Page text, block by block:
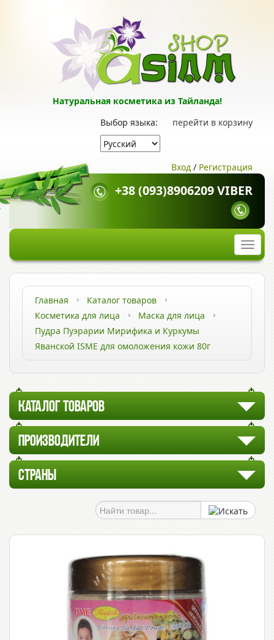
Натуральная косметика из Тайланда!
перейти в корзину
Выбор языка:
Вход / Регистрация
+38 (093)8906209 VIBER
Главная
Каталог товаров
Косметика для лица
Маска для лица
Пудра Пуэрарии Мирифика и Куркумы
Яванской ISME для омоложения кожи 80г
КАТАЛОГ ТОВАРОВ
ПРОИЗВОДИТЕЛИ
СТРАНЫ